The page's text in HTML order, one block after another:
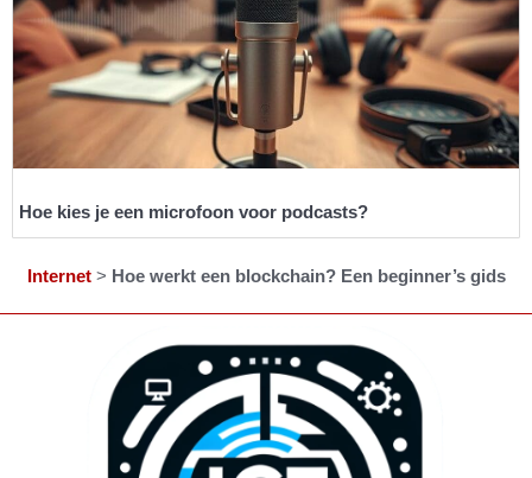
Hoe kies je een microfoon voor podcasts?
Internet> Hoe werkt een blockchain? Een beginner’s gids